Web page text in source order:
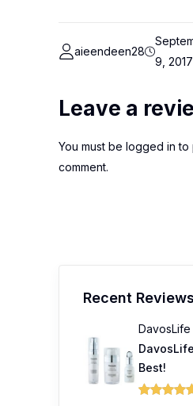
aieendeen28
9, 2017
Leave a
You must be logged in to
comment.
Recent Reviews
Best!